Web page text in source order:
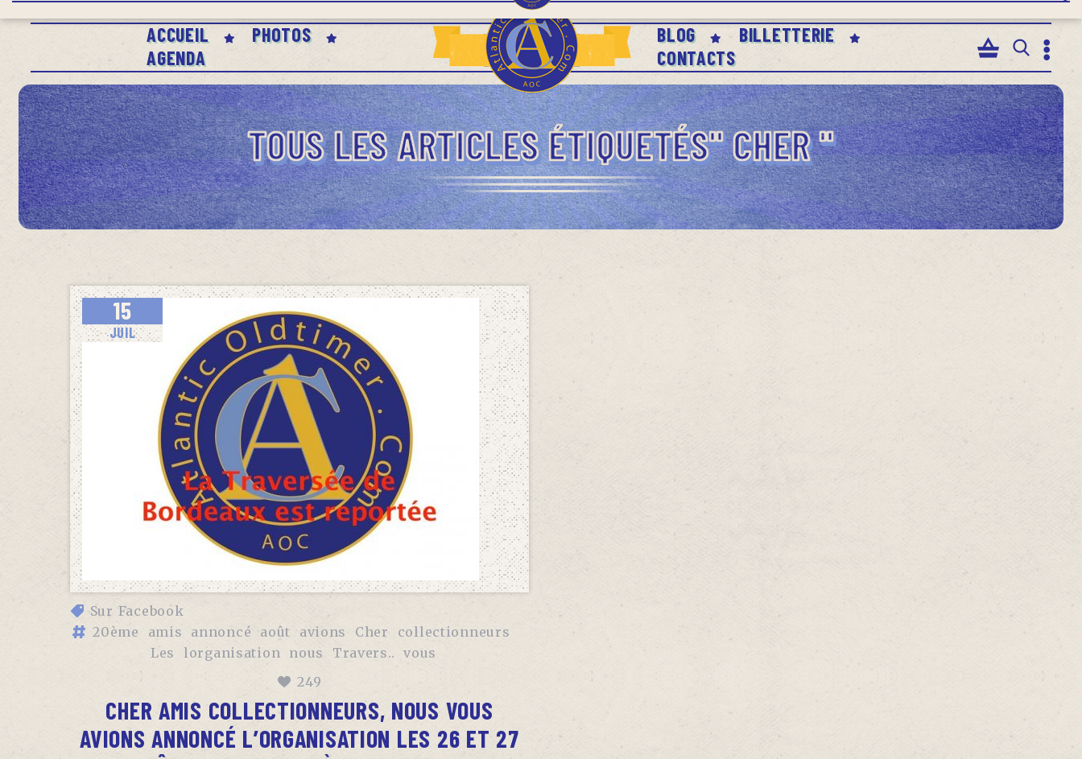
ACCUEIL
PHOTOS
AGENDA
BLOG
BILLETTERIE
CONTACTS
TOUS LES ARTICLES ÉTIQUETÉS" CHER "
15
JUIL
Sur Facebook
20ème
amis annoncé août avions Cher
collectionneurs
Les
lorganisation nous Travers..
vous
249
CHER AMIS COLLECTIONNEURS, NOUS VOUS
AVIONS ANNONCÉ L’ORGANISATION LES 26 ET 27